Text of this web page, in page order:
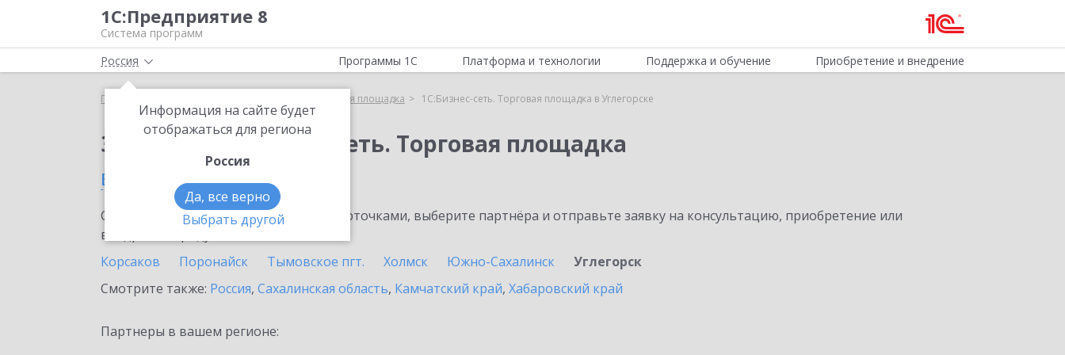
1С:Предприятие 8
Система программ
Россия
Информация на сайте будет
отображаться для региона
Россия
Да, все верно
Выбрать другой
Программы 1С Платформа и технологии Поддержка и обучение Приобретение и внедрение
Главная 1С:Бизнес-сеть. Торговая площадка 1С:Бизнес-сеть. Торговая площадка в Углегорске
Заказать 1С:Бизнес-сеть. Торговая площадка
в Углегорске
Ознакомьтесь с информационными карточками, выберите партнёра и отправьте заявку на консультацию, приобретение или
внедрение продукта.
Корсаков
Поронайск Тымовское пгт. Холмск Южно-Сахалинск
Углегорск
Смотрите также: Россия, Сахалинская область, Камчатский край, Хабаровский край
Партнеры в вашем регионе: